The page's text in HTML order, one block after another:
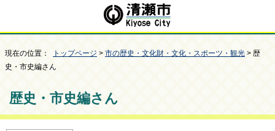
現在の位置： トップページ > 市の歴史・文化財・文化・スポーツ・観光 > 歴
史・市史編さん
歴史・市史編さん